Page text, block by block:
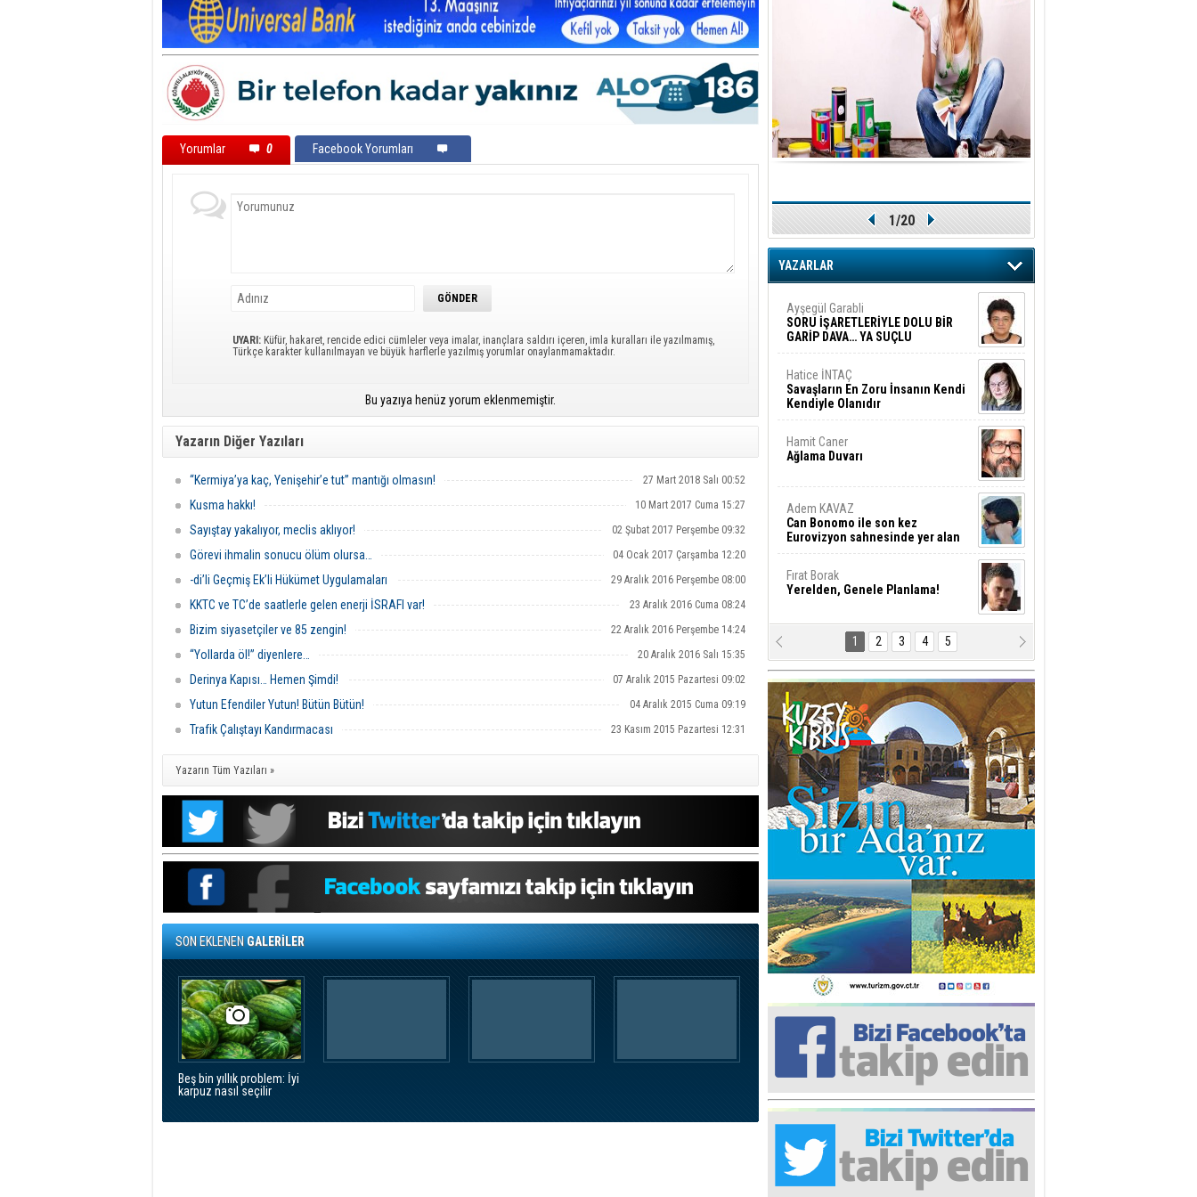
Yorumlar 0 Facebook Yorumları
UYARI: Küfür, hakaret, rencide edici cümleler veya imalar, inançlara saldırı içeren, imla kuralları ile yazılmamış,
Türkçe karakter kullanılmayan ve büyük harflerle yazılmış yorumlar onaylanmamaktadır.
Bu yazıya henüz yorum eklenmemiştir.
Yazarın Diğer Yazıları
“Kermiya’ya kaç, Yenişehir’e tut” mantığı olmasın! 27 Mart 2018 Salı 00:52
Kusma hakkı! 10 Mart 2017 Cuma 15:27
Sayıştay yakalıyor, meclis aklıyor! 02 Şubat 2017 Perşembe 09:32
Görevi ihmalin sonucu ölüm olursa… 04 Ocak 2017 Çarşamba 12:20
-di’li Geçmiş Ek’li Hükümet Uygulamaları 29 Aralık 2016 Perşembe 08:00
KKTC ve TC’de saatlerle gelen enerji İSRAFI var! 23 Aralık 2016 Cuma 08:24
Bizim siyasetçiler ve 85 zengin! 22 Aralık 2016 Perşembe 14:24
“Yollarda öl!” diyenlere… 20 Aralık 2016 Salı 15:35
Derinya Kapısı… Hemen Şimdi! 07 Aralık 2015 Pazartesi 09:02
Yutun Efendiler Yutun! Bütün Bütün! 04 Aralık 2015 Cuma 09:19
Trafik Çalıştayı Kandırmacası 23 Kasım 2015 Pazartesi 12:31
Yazarın Tüm Yazıları »
SON EKLENENGALERİLER
Beş bin yıllık problem: İyi
karpuz nasıl seçilir
1/20
YAZARLAR
Ayşegül Garabli
SORU İŞARETLERİYLE DOLU BİR
GARİP DAVA… YA SUÇLU
DEĞİLSE???
Hatice İNTAÇ
Savaşların En Zoru İnsanın Kendi
Kendiyle Olanıdır
Hamit Caner
Ağlama Duvarı
Adem KAVAZ
Can Bonomo ile son kez
Eurovizyon sahnesinde yer alan
Türkiye 10 yıl aradan sonra
Fırat Borak
Yerelden, Genele Planlama!
Erkut YILMABAŞAR
Bayrak tartışmaları ve ihalesiz
işler!
Arif Alasya
2015 SONRASI VE AKINCI.
Fatma Baysal
SURLAR İÇİ’NDE KOLAYDIR ÖLMEK
Ediz TUNCEL
Göz göre göre…
Taner ULUTAŞ
İnşallah St. Lois ile Hakkaido
Adası gibi olmayız !...
Ali KİŞMİR
FIRSAT VE KORKU
Turgut ÇALICI
İki Lakırdı da benden!
Yrd. Doç. Ercan HOŞKARA
Yatırım Yapmazsan Var Olamazsın:
Hedefteki Kurum Kıb-Tek
Rana Sarro
Başıma gelen skandal olayı
1 2 3 4 5